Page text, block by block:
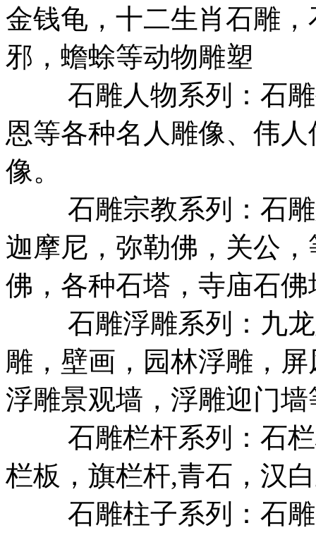
金钱龟，十二生肖石雕
邪，蟾蜍等动物雕塑
石雕人物系列：石雕
恩等各种名人雕像、伟
像。
石雕宗教系列：石雕
迦摩尼，弥勒佛，关公
佛，各种石塔，寺庙石佛
石雕浮雕系列：九龙
雕，壁画，园林浮雕，
浮雕景观墙，浮雕迎门墙
石雕栏杆系列：石栏
栏板，旗栏杆,青石，汉
石雕柱子系列：石雕